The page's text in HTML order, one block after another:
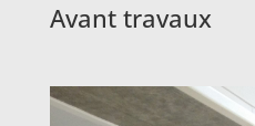
Avant travaux